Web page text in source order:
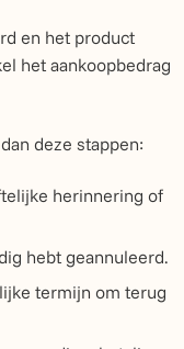
en het product
het aankoopbedrag
deze stappen:
herinnering of
hebt geannuleerd.
termijn om terug